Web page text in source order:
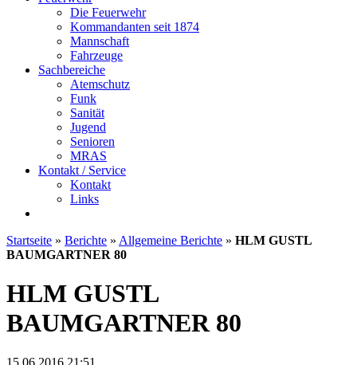
Die Feuerwehr
Kommandanten seit 1874
Mannschaft
Fahrzeuge
Sachbereiche
Atemschutz
Funk
Sanität
Jugend
Senioren
MRAS
Kontakt / Service
Kontakt
Links
Startseite » Berichte » Allgemeine Berichte » HLM GUSTL
BAUMGARTNER 80
HLM GUSTL
BAUMGARTNER 80
15.06.2016 21:51